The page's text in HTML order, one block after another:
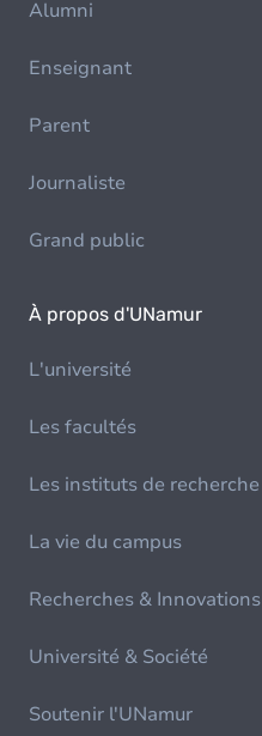
Alumni
Enseignant
Parent
Journaliste
Grand public
À propos d'UNamur
L'université
Les facultés
Les instituts de recherche
La vie du campus
Recherches & Innovations
Université & Société
Soutenir l'UNamur